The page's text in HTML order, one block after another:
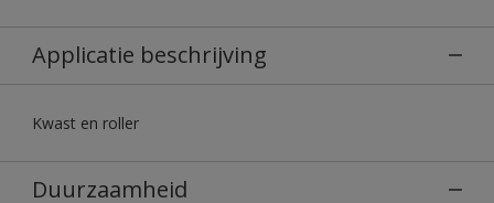
Applicatie beschrijving
Kwast en roller
Duurzaamheid